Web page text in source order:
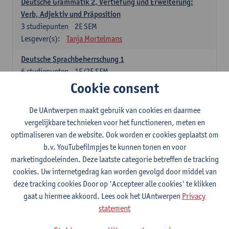
Verb, Adjektiv und Präposition
2E SEM
3 studiepunten
Lesgever(s):
Tanja Mortelmans
Deutsche Sprachbeherrschung 1
1E/2E SEM
6studiepunten
Tanja Mortelmans Alex Haider
Raum
1E/2E SEM
6 studiepunten
Lesgever(s):
Carola Strobl Alex Haider
Engels: verplichte opleidingsonderdelen
Advanced English Grammar for English Language
Professionals
1E/2E SEM
Lesgever(s):
Jim Ureel
Cookie consent
De UAntwerpen maakt gebruik van cookies en daarmee
vergelijkbare technieken voor het functioneren, meten en
optimaliseren van de website. Ook worden er cookies geplaatst om
b.v. YouTubefilmpjes te kunnen tonen en voor
marketingdoeleinden. Deze laatste categorie betreffen de tracking
cookies. Uw internetgedrag kan worden gevolgd door middel van
deze tracking cookies Door op 'Accepteer alle cookies' te klikken
gaat u hiermee akkoord. Lees ook het UAntwerpen Privacy
statement